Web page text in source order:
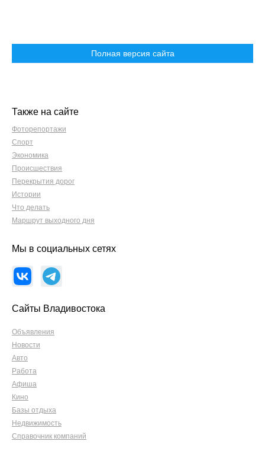
Полная версия сайта
Также на сайте
Фоторепортажи
Спорт
Экономика
Происшествия
Перекрытия дорог
Истории
Что делать
Маршрут выходного дня
Мы в социальных сетях
Сайты Владивостока
Объявления
Новости
Авто
Работа
Афиша
Кино
Базы отдыха
Недвижимость
Справочник компаний